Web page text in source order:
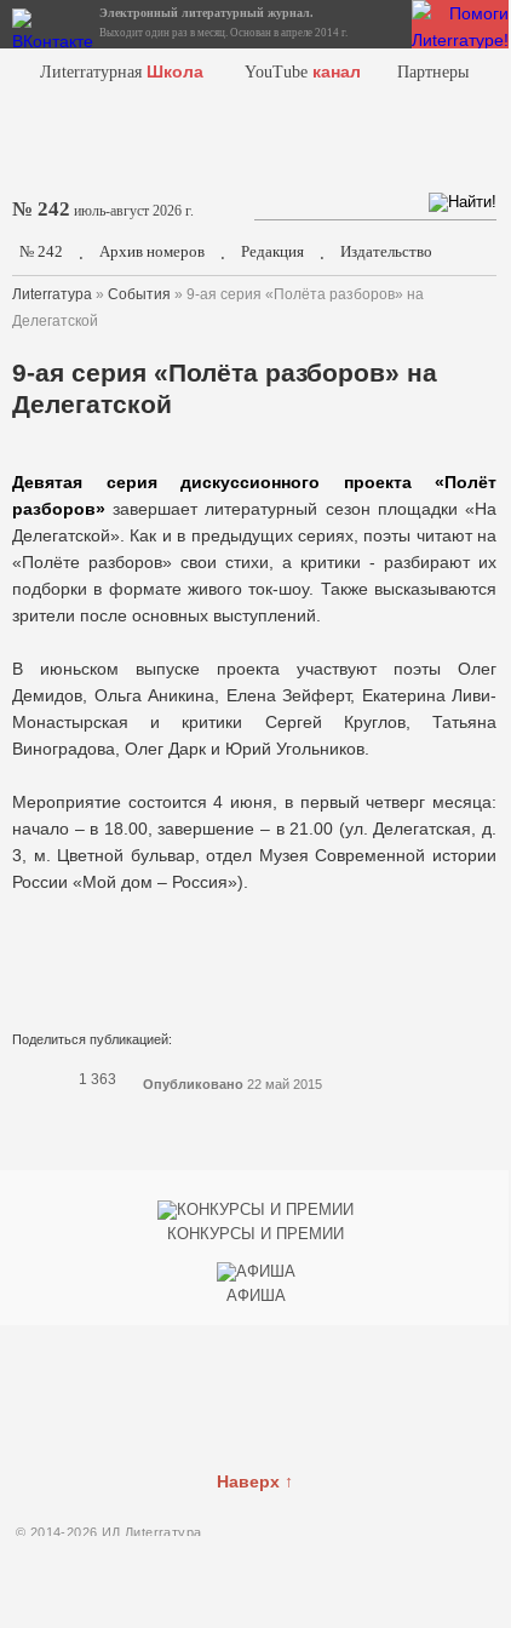
Электронный литературный журнал.
Выходит один раз в месяц. Основан в апреле 2014 г.
Лиterraтурная Школа YouTube канал Партнеры
№ 242 июль-август 2026 г.
№ 242 . Архив номеров . Редакция . Издательство
Лиterraтура » События » 9-ая серия «Полёта разборов» на
Делегатской
9-ая серия «Полёта разборов» на
Делегатской
Девятая серия дискуссионного проекта «Полёт
разборов» завершает литературный сезон площадки «На
Делегатской». Как и в предыдущих сериях, поэты читают на
«Полёте разборов» свои стихи, а критики - разбирают их
подборки в формате живого ток-шоу. Также высказываются
зрители после основных выступлений.
В июньском выпуске проекта участвуют поэты Олег
Демидов, Ольга Аникина, Елена Зейферт, Екатерина Ливи-
Монастырская и критики Сергей Круглов, Татьяна
Виноградова, Олег Дарк и Юрий Угольников.
Мероприятие состоится 4 июня, в первый четверг месяца:
начало – в 18.00, завершение – в 21.00 (ул. Делегатская, д.
3, м. Цветной бульвар, отдел Музея Современной истории
России «Мой дом – Россия»).
Поделиться публикацией:
1 363 Опубликовано 22 май 2015
КОНКУРСЫ И ПРЕМИИ
АФИША
Наверх ↑
© 2014-2026 ИД Лиterraтура